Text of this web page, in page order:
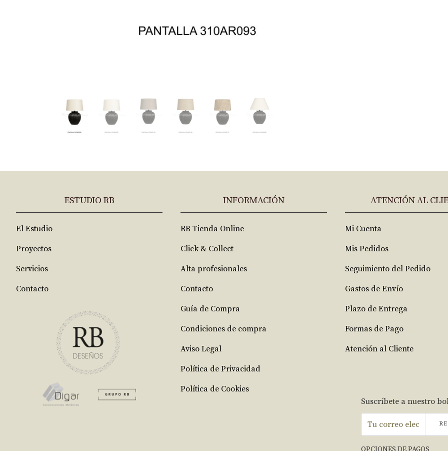
ESTUDIO RB
El Estudio
Proyectos
Servicios
Contacto
INFORMACIÓN
RB Tienda Online
Click & Collect
Alta profesionales
Contacto
Guía de Compra
Condiciones de compra
Aviso Legal
Política de Privacidad
Política de Cookies
ATENCIÓN AL
Mi Cuenta
Mis Pedidos
Seguimiento del Pedido
Gastos de Envío
Plazo de Entrega
Formas de Pago
Atención al Cliente
Suscríbete a nuestro